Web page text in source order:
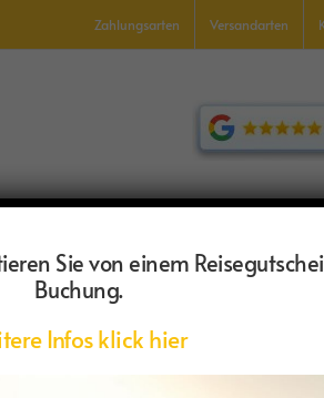
Zahlungsarten Versandarten
KONTAKTSie von einem
Buchung.
Infos klick hier